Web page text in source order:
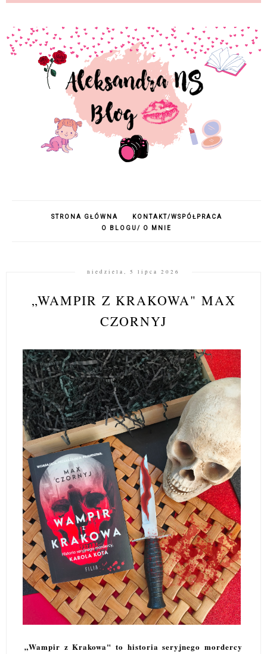
STRONA GŁÓWNA
KONTAKT/WSPÓŁPRACA
O BLOGU/ O MNIE
niedziela, 5 lipca 2026
„WAMPIR Z KRAKOWA" MAX
CZORNYJ
„Wampir z Krakowa" to historia seryjnego mordercy